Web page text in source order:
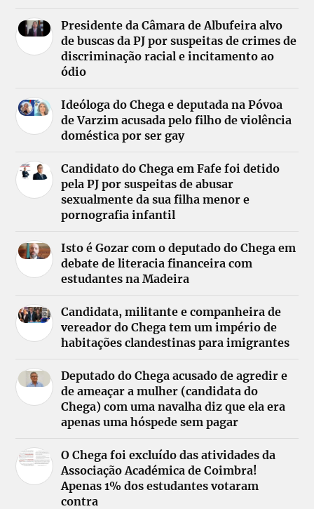
Presidente da Câmara de Albufeira alvo
de buscas da PJ por suspeitas de crimes de
discriminação racial e incitamento ao
ódio
Ideóloga do Chega e deputada na Póvoa
de Varzim acusada pelo filho de violência
doméstica por ser gay
Candidato do Chega em Fafe foi detido
pela PJ por suspeitas de abusar
sexualmente da sua filha menor e
pornografia infantil
Isto é Gozar com o deputado do Chega em
debate de literacia financeira com
estudantes na Madeira
Candidata, militante e companheira de
vereador do Chega tem um império de
habitações clandestinas para imigrantes
Deputado do Chega acusado de agredir e
de ameaçar a mulher (candidata do
Chega) com uma navalha diz que ela era
apenas uma hóspede sem pagar
O Chega foi excluído das atividades da
Associação Académica de Coimbra!
Apenas 1% dos estudantes votaram
contra